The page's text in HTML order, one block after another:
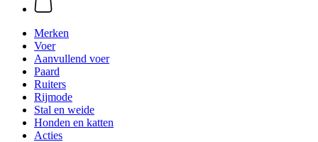
Merken
Voer
Aanvullend voer
Paard
Ruiters
Rijmode
Stal en weide
Honden en katten
Acties